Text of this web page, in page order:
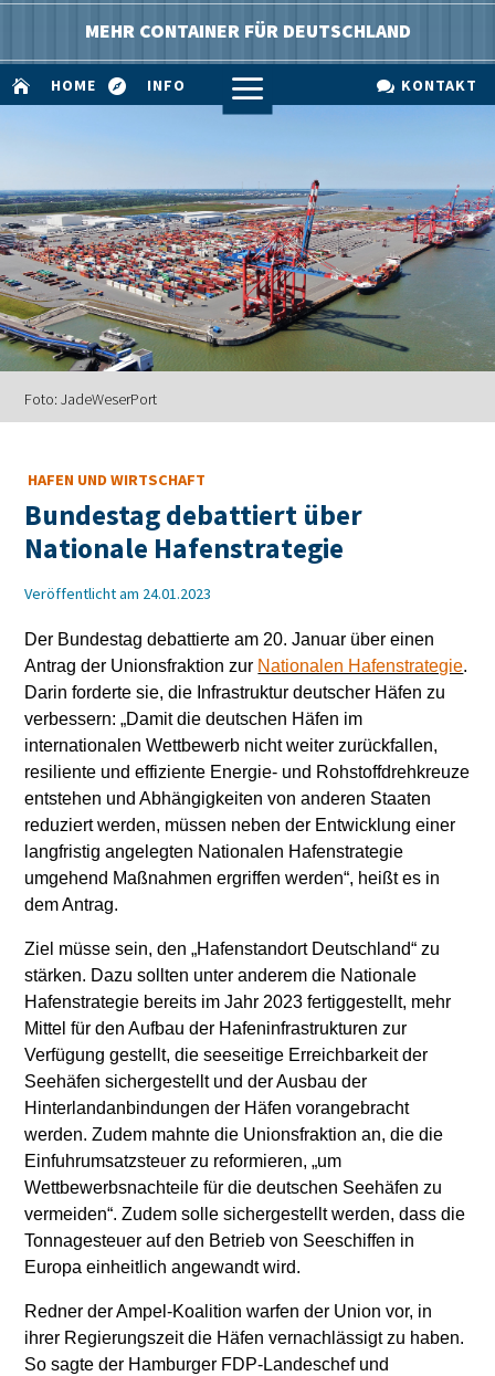
MEHR CONTAINER FÜR DEUTSCHLAND
 HOME  INFO a  KONTAKT
Foto: JadeWeserPort
HAFEN UND WIRTSCHAFT
Bundestag debattiert über
Nationale Hafenstrategie
Veröffentlicht am 24.01.2023
Der Bundestag debattierte am 20. Januar über einen
Antrag der Unionsfraktion zur Nationalen Hafenstrategie.
Darin forderte sie, die Infrastruktur deutscher Häfen zu
verbessern: „Damit die deutschen Häfen im
internationalen Wettbewerb nicht weiter zurückfallen,
resiliente und effiziente Energie- und Rohstoffdrehkreuze
entstehen und Abhängigkeiten von anderen Staaten
reduziert werden, müssen neben der Entwicklung einer
langfristig angelegten Nationalen Hafenstrategie
umgehend Maßnahmen ergriffen werden“, heißt es in
dem Antrag.
Ziel müsse sein, den „Hafenstandort Deutschland“ zu
stärken. Dazu sollten unter anderem die Nationale
Hafenstrategie bereits im Jahr 2023 fertiggestellt, mehr
Mittel für den Aufbau der Hafeninfrastrukturen zur
Verfügung gestellt, die seeseitige Erreichbarkeit der
Seehäfen sichergestellt und der Ausbau der
Hinterlandanbindungen der Häfen vorangebracht
werden. Zudem mahnte die Unionsfraktion an, die die
Einfuhrumsatzsteuer zu reformieren, „um
Wettbewerbsnachteile für die deutschen Seehäfen zu
vermeiden“. Zudem solle sichergestellt werden, dass die
Tonnagesteuer auf den Betrieb von Seeschiffen in
Europa einheitlich angewandt wird.
Redner der Ampel-Koalition warfen der Union vor, in
ihrer Regierungszeit die Häfen vernachlässigt zu haben.
So sagte der Hamburger FDP-Landeschef und